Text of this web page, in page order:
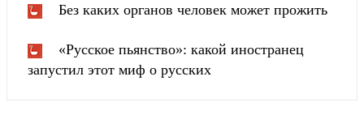
Без каких органов человек может прожить
«Русское пьянство»: какой иностранец
запустил этот миф о русских